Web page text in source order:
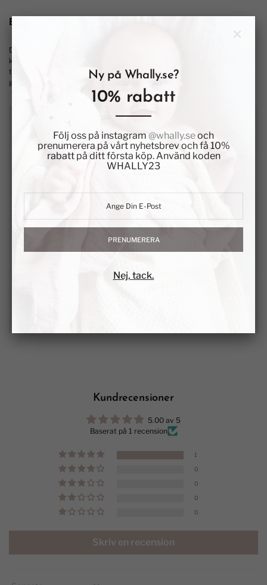
BESKRIVNING
Denna fina kombination är perfekt för nyblivna föräldrar som vill ha ett
kit klart när barnen ska börja utforska och lära sig äta själv. En tredelad
tallrik med sugpropp, en vacker skål med sugpropp, behagliga och
greppvänliga barnbestick samt sugrörsmuggen FRANZ.
Kundrecensioner
5.00 av 5
Baserat på 1 recension
1
0
0
0
0
Skriv en recension
Ny på Whally.se?
10% rabatt
Följ oss på instagram @whally.seoch
prenumerera på vårt nyhetsbrev och få 10%
rabatt på ditt första köp. Använd koden
WHALLY23
PRENUMERERA
Nej, tack.